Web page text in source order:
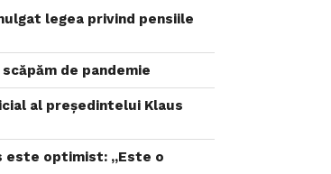
legea privind pensiile
de pandemie
al președintelui Klaus
este optimist: „Este o